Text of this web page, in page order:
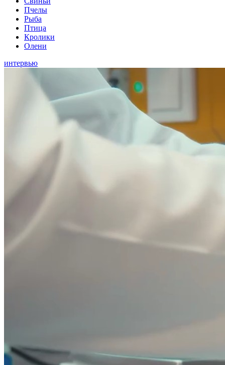
Пчелы
Рыба
Птица
Кролики
Олени
интервью